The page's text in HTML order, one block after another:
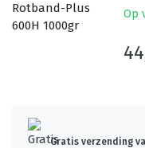
Op
Gratis verzending